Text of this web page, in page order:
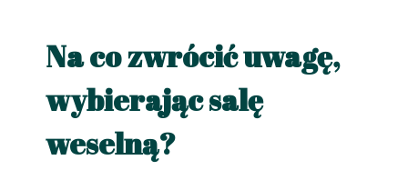
Na co zwrócić uwagę,
wybierając salę
weselną?